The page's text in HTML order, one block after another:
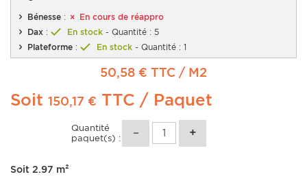
Bénesse :
En cours de réappro
Dax : En stock - Quantité : 5
Plateforme : En stock - Quantité : 1
50,58 € TTC / M2
Soit 150,17 € TTC / Paquet
Quantité
paquet(s) :
Soit 2.97 m²